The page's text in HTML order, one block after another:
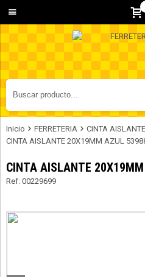
Inicio FERRETERIA CINTA
CINTA AISLANTE 20X19MM AZUL
CINTA AISLANTE
Ref: 00229699